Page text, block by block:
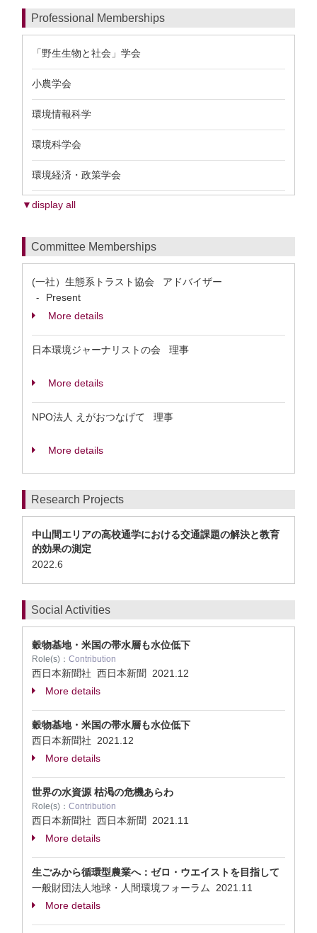
Professional Memberships
「野生生物と社会」学会
小農学会
環境情報科学
環境科学会
環境経済・政策学会
▼display all
Committee Memberships
(一社）生態系トラスト協会 アドバイザー
-
Present
More details
日本環境ジャーナリストの会 理事
More details
NPO法人 えがおつなげて 理事
More details
Research Projects
中山間エリアの高校通学における交通課題の解決と教育
的効果の測定
2022.6
Social Activities
穀物基地・米国の帯水層も水位低下
Role(s)： Contribution
西日本新聞社 西日本新聞 2021.12
More details
穀物基地・米国の帯水層も水位低下
西日本新聞社 2021.12
More details
世界の水資源 枯渇の危機あらわ
Role(s)： Contribution
西日本新聞社 西日本新聞 2021.11
More details
生ごみから循環型農業へ：ゼロ・ウエイストを目指して
一般財団法人地球・人間環境フォーラム 2021.11
More details